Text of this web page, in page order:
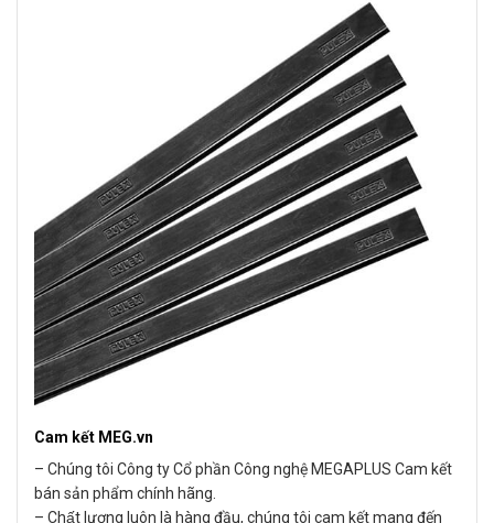
Cam kết MEG.vn
– Chúng tôi Công ty Cổ phần Công nghệ MEGAPLUS Cam kết
bán sản phẩm chính hãng.
– Chất lượng luôn là hàng đầu, chúng tôi cam kết mang đến